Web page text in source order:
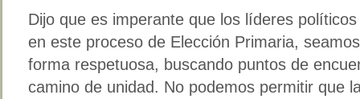
Dijo que es imperante que los líderes
en este proceso de Elección Primaria,
forma respetuosa, buscando puntos de
camino de unidad. No podemos permitir que